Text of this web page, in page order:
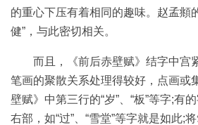
的重心下压有着相同的趣味。赵孟頫
健”，与此密切相关。
而且，《前后赤壁赋》结字中宫紧
笔画的聚散关系处理得较好，点画或
壁赋》中第三行的“岁”、“板”等字;有
右部，如“过”、“雪堂”等字就是如此;